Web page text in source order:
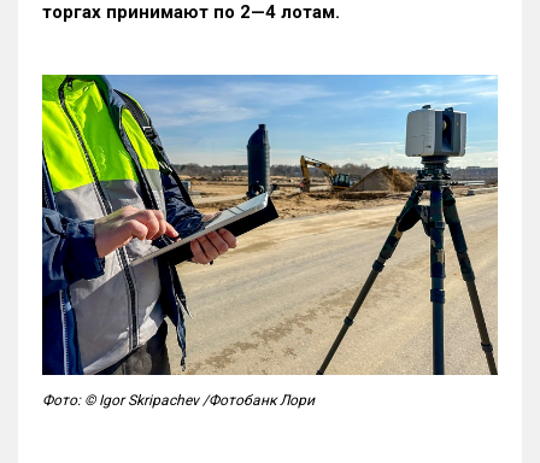
торгах принимают по 2—4 лотам.
Фото: © Igor Skripachev /Фотобанк Лори